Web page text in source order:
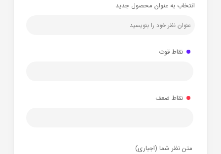
انتخاب به عنوان محصول جدید
نقاط قوت
نقاط ضعف
متن نظر شما (اجباری)